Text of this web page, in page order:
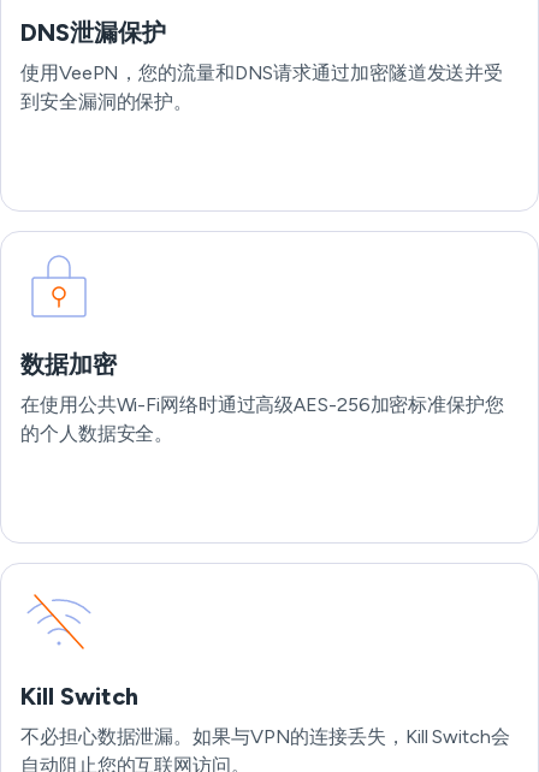
DNS泄漏保护
使用VeePN，您的流量和DNS请求通过加密隧道发送并受
到安全漏洞的保护。
数据加密
在使用公共Wi-Fi网络时通过高级AES-256加密标准保护您
的个人数据安全。
Kill Switch
不必担心数据泄漏。如果与VPN的连接丢失，Kill Switch会
自动阻止您的互联网访问。